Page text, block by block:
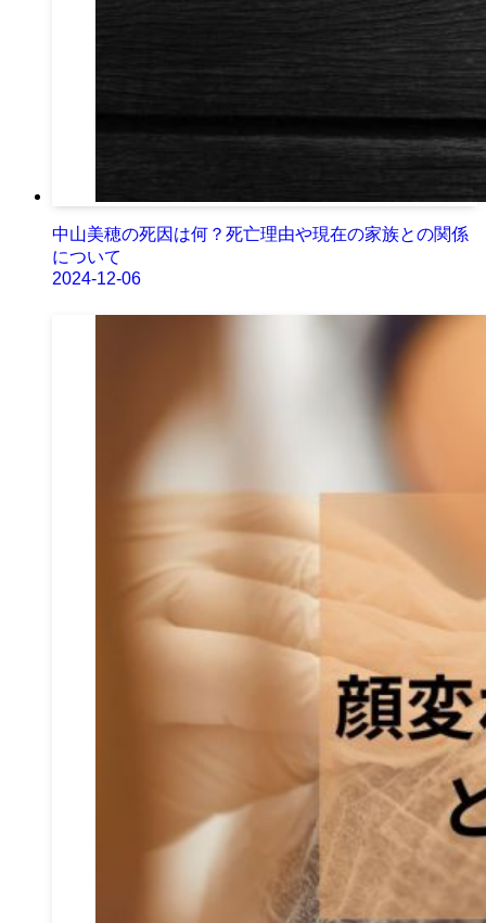
中山美穂の死因は何？死亡理由や現在の家族との関係
について
2024-12-06